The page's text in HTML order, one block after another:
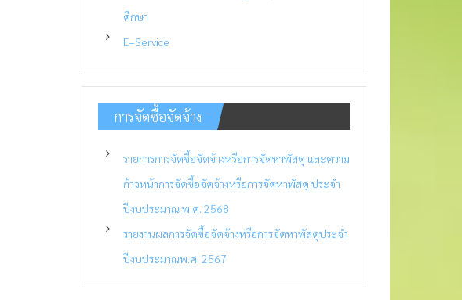
ศึกษา
E–Service
การจัดซื้อจัดจ้าง
รายการการจัดซื้อจัดจ้างหรือการจัดหาพัสดุ และความ
ก้าวหน้าการจัดซื้อจัดจ้างหรือการจัดหาพัสดุ ประจำ
ปีงบประมาณ พ.ศ. 2568
รายงานผลการจัดซื้อจัดจ้างหรือการจัดหาพัสดุประจำ
ปีงบประมาณพ.ศ. 2567